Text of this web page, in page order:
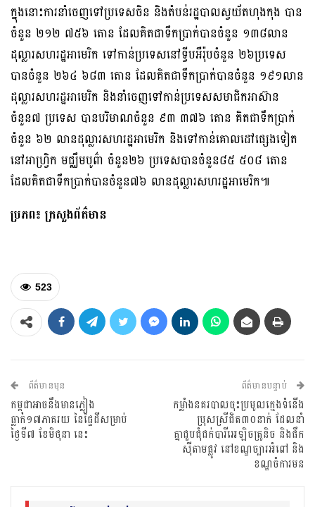
ក្នុងនោះការនាំចេញទៅប្រទេសចិន និងតំបន់រដ្ឋបាលស្វយ័តហុងកុង បាន
ចំនួន ២១២ ៧៥៦ តោន ដែលគិតជាទឹកប្រាក់បានចំនួន ១៣៨លាន
ដុល្លារសហរដ្ឋអាមេរិក ទៅកាន់ប្រទេសនៅទ្វីបអឺរ៉ុបចំនួន ២៦ប្រទេស
បានចំនួន ២៦៤ ៦៨៣ តោន ដែលគិតជាទឹកប្រាក់បានចំនួន ១៩១លាន
ដុល្លារសហរដ្ឋអាមេរិក និងនាំចេញទៅកាន់ប្រទេសសមាជិកអាស៊ាន
ចំនួន៧ ប្រទេស បានបរិមាណចំនួន ៩៣ ៣៧៦ តោន គិតជាទឹកប្រាក់
ចំនួន ៦២ លានដុល្លារសហរដ្ឋអាមេរិក និងទៅកាន់គោលដៅផ្សេងទៀត
នៅអាហ្វ្រិក មជ្ឈឹមបូព៌ា ចំនួន២៦ ប្រទេសបានចំនួន៨៥ ៥០៨ តោន
ដែលគិតជាទឹកប្រាក់បានចំនួន៧៦ លានដុល្លារសហរដ្ឋអាមេរិក៕
ប្រភព៖ ក្រសួងព័ត៌មាន
523
ព័ត៌មានមុន
កម្ពុជាអាចនឹងមានភ្លៀង
ធ្លាក់១៧ភាគរយ នៃផ្ទៃដីសម្រាប់
ថ្ងៃទី៧ ខែមិថុនា នេះ
ព័ត៌មានបន្ទាប់
កម្លាំងនគរបាលចុះប្រមូលក្មេ​ងទំនើង
ប្រុសស្រីជិត៣០នាក់ ដែលនាំ
គ្នាជួបជុំជក់បារីអេឡិចត្រូនិច និងផឹក
ស៊ីតាមផ្លូវ នៅខណ្ឌច្បារអំពៅ និង
ខណ្ឌចំការមន